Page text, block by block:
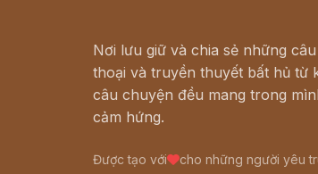
Nơi lưu giữ và chia sẻ những
thoại và truyền thuyết bất hủ từ
câu chuyện đều mang trong
cảm hứng.
Được tạo với cho những người yêu